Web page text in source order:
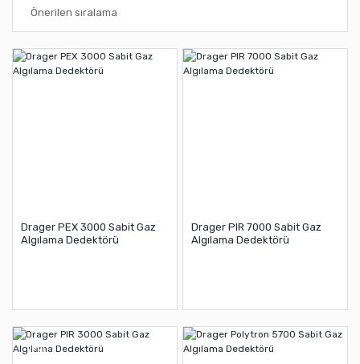
Drager PEX 3000 Sabit Gaz
Algılama Dedektörü
Drager PIR 7000 Sabit Gaz
Algılama Dedektörü
YENİ